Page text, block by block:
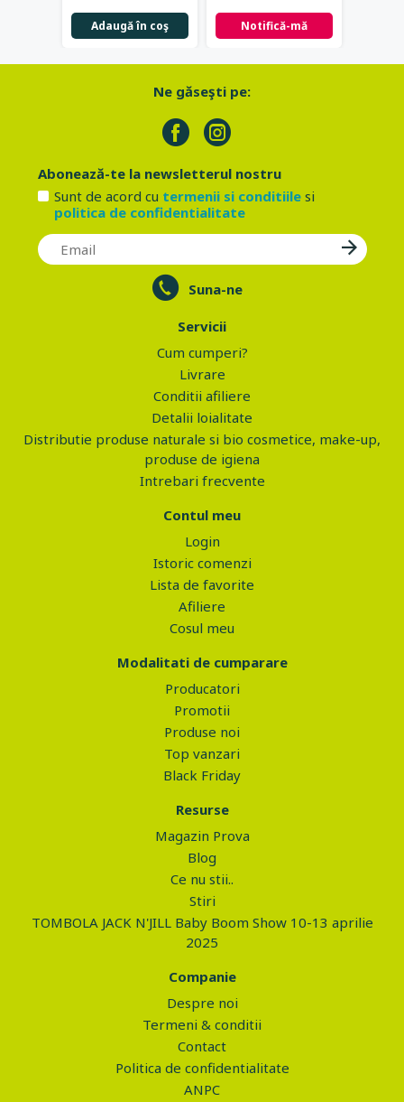
Adaugă în coş Notifică-mă
Ne găseşti pe:
Abonează-te la newsletterul nostru
Sunt de acord cu termenii si conditiilesi
politica de confidentialitate
Suna-ne
Servicii
Cum cumperi?
Livrare
Conditii afiliere
Detalii loialitate
Distributie produse naturale si bio cosmetice, make-up,
produse de igiena
Intrebari frecvente
Contul meu
Login
Istoric comenzi
Lista de favorite
Afiliere
Cosul meu
Modalitati de cumparare
Producatori
Promotii
Produse noi
Top vanzari
Black Friday
Resurse
Magazin Prova
Blog
Ce nu stii..
Stiri
TOMBOLA JACK N'JILL Baby Boom Show 10-13 aprilie
2025
Companie
Despre noi
Termeni & conditii
Contact
Politica de confidentialitate
ANPC